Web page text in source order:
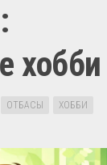
хобби
ОТБАСЫ
ХОББИ